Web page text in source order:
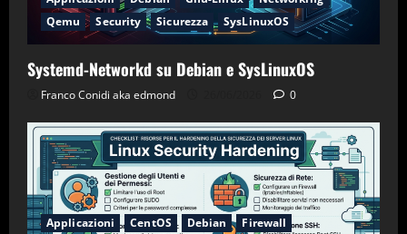
Qemu
Security Sicurezza SysLinuxOS
Systemd-Networkd su Debian e SysLinuxOS
Franco Conidi aka edmond 0
Applicazioni CentOS Debian
Firewall